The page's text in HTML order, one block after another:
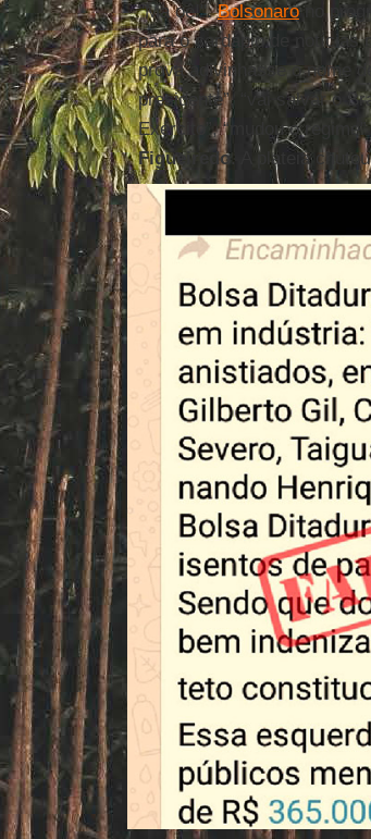
"Ma oê!".Bolsonarono
para o cardápio de notícias
prova adivinhasse o nome
presidente”, “vai salvar o
Exército”, “mudou o
Figueiredo. A plateia